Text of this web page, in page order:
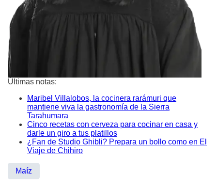
Últimas notas:
Maribel Villalobos, la cocinera rarámuri que
mantiene viva la gastronomía de la Sierra
Tarahumara
Cinco recetas con cerveza para cocinar en casa y
darle un giro a tus platillos
¿Fan de Studio Ghibli? Prepara un bollo como en El
Viaje de Chihiro
Maíz